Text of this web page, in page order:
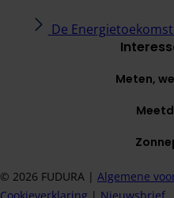
De
Meten,
© 2026 FUDURA | Algemene